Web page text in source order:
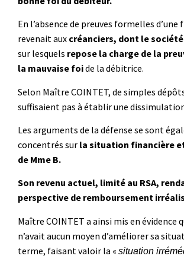
En l’absence de preuves formelles d’une
revenait aux créanciers, dont le société
sur lesquels repose la charge de la
la mauvaise foide la débitrice.
Selon Maître COINTET, de simples
suffisaient pas à établir une
Les arguments de la défense se sont
concentrés sur la situation financière
de Mme B.
Son revenu actuel, limité au RSA,
perspective de remboursement
Maître COINTET a ainsi mis en évidence
n’avait aucun moyen d’améliorer sa
terme, faisant valoir la « situation